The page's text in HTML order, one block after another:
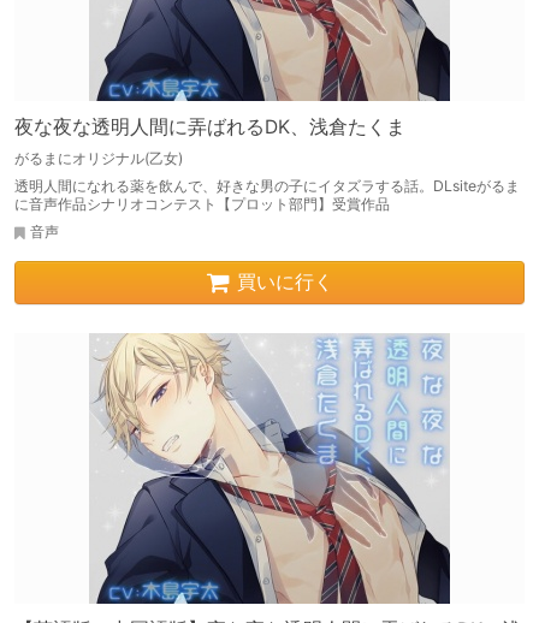
夜な夜な透明人間に弄ばれるDK、浅倉たくま
がるまにオリジナル(乙女)
透明人間になれる薬を飲んで、好きな男の子にイタズラする話。DLsiteがるま
に音声作品シナリオコンテスト【プロット部門】受賞作品
音声
買いに行く